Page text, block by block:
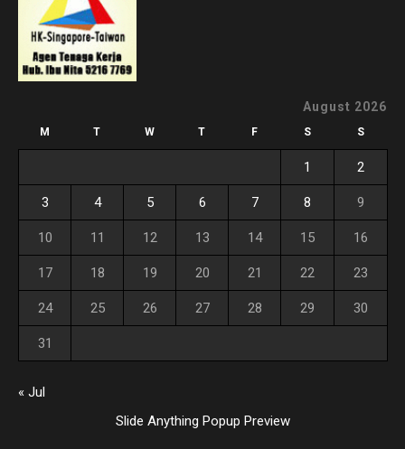
August 2026
M T W T F S S
1 2
3 4 5 6 7 8 9
10 11 12 13 14 15 16
17 18 19 20 21 22 23
24 25 26 27 28 29 30
31
« Jul
Slide Anything Popup Preview